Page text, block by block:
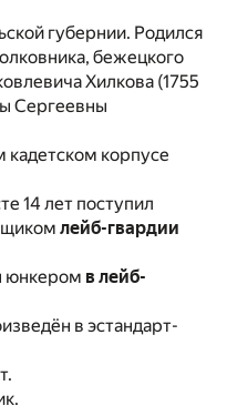
губернии. Родился
бежецкого
Хилкова (1755
Сергеевны
кадетском корпусе
14 лет поступил
лейб-гвардии
юнкером в лейб-
в эстандарт-